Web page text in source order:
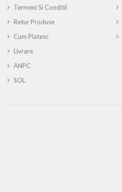
Termeni Si Conditii
Retur Produse
Cum Platesc
Livrare
ANPC
SOL